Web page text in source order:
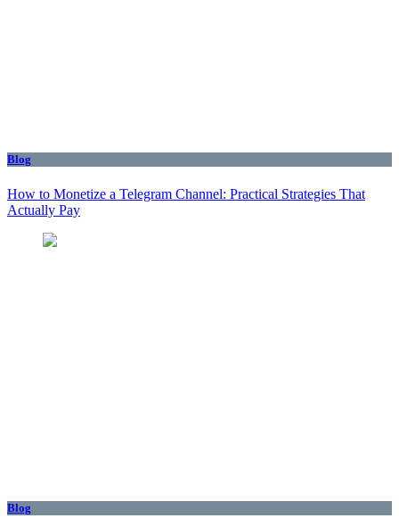
Blog
How to Monetize a Telegram Channel: Practical Strategies That
Actually Pay
Blog